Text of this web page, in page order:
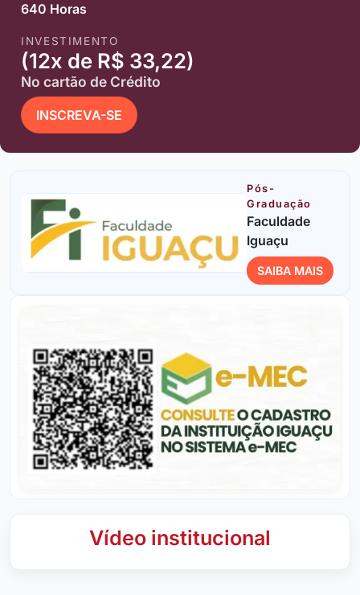
640 Horas
INVESTIMENTO
(12x de R$ 33,22)
No cartão de Crédito
INSCREVA-SE
Pós-
Graduação
Faculdade
Iguaçu
SAIBA MAIS
Vídeo institucional